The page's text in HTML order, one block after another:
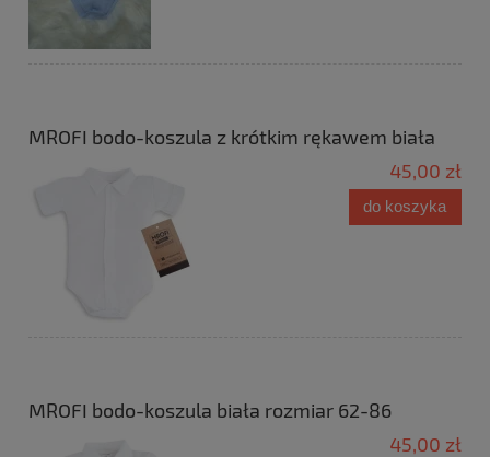
MROFI bodo-koszula z krótkim rękawem biała
45,00 zł
do koszyka
MROFI bodo-koszula biała rozmiar 62-86
45,00 zł